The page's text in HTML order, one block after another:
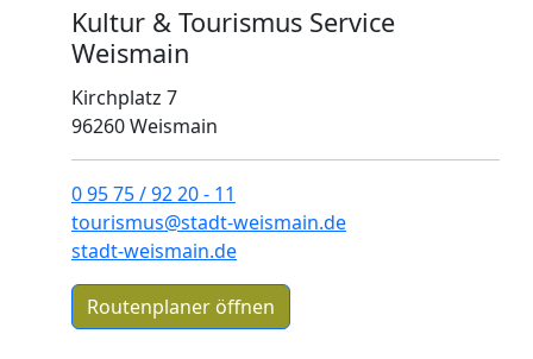
Kultur & Tourismus Service
Weismain
Kirchplatz 7
96260 Weismain
0 95 75 / 92 20 - 11
tourismus@stadt-weismain.de
stadt-weismain.de
Routenplaner öffnen